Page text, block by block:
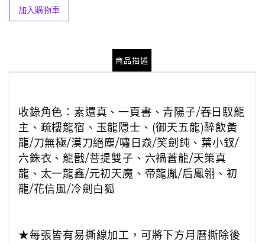
加入購物車
商品描述
收錄角色：素還真、一頁書、青陽子/吞日馭龍
主、疏樓龍宿、玉龍隱士、(御天五龍)醉飲黃
龍/刀無極/漠刀絕塵/嘯日猋/笑劍鈍、葉小釵/
六銖衣、龍戩/菩提雙子、六禍蒼龍/天策真
龍 、太一龍鑫/元初天魔、帝龍胤/后鳳翎、初
龍/花信風/冷劍白狐
★每張皆有易撕線加工，可將下方月曆撕除後